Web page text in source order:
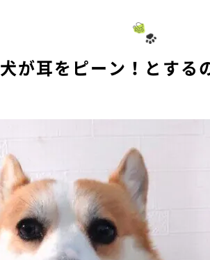
犬が耳をピーン！とする